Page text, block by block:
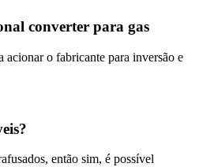
converter para gas
acionar o fabricante para inversão e
então sim, é possível